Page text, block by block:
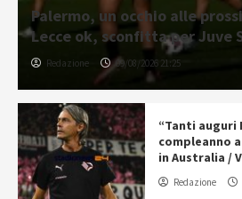
Palermo, un occhio alle
Lecce ok, sconfitta per Juve
Redazione 09/08/2026 21:25
“Tanti auguri
compleanno
in Australia /
Redazione